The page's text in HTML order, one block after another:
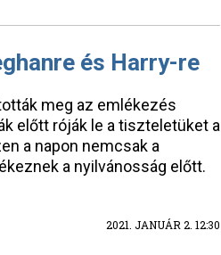
és Harry-re
meg az emlékezés
előtt róják le a tiszteletüket a
a napon nemcsak a
a nyilvánosság előtt.
2021. JANUÁR 2. 12:30